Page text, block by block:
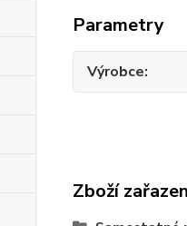
Parametry
Výrobce
Zboží